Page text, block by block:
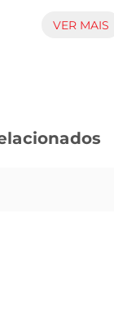
ou para
cultivadas em
gole.
ao máximo o
VER MAIS